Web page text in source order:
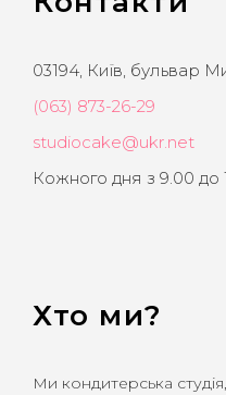
03194, Київ, бульвар
(063) 873-26-29
studiocake@ukr.net
Кожного дня з 9.00 до
Хто ми?
Ми кондитерська